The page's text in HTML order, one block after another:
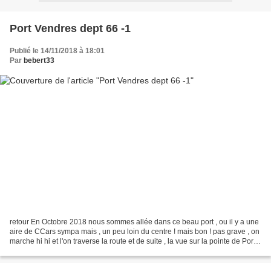
Port Vendres dept 66 -1
Publié le 14/11/2018 à 18:01
Par bebert33
retour En Octobre 2018 nous sommes allée dans ce beau port , ou il y a une
aire de CCars sympa mais , un peu loin du centre ! mais bon ! pas grave , on
marche hi hi et l'on traverse la route et de suite , la vue sur la pointe de Port-